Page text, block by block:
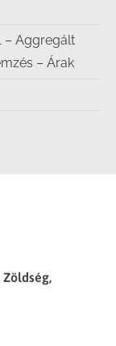
– Aggregált
– Árak